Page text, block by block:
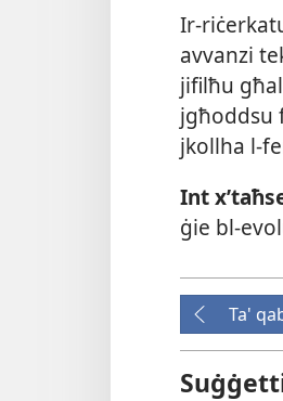
Ir-​
avvanzi
jifilħu
jgħoddsu
jkollha l-​
Int
ġie bl-​
Ta'